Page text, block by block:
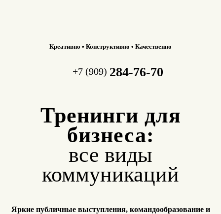
Креативно • Конструктивно • Качественно
+7 (909) 284-76-70
Тренинги для
бизнеса:
все виды
коммуникаций
Яркие публичные выступления, командообразование и